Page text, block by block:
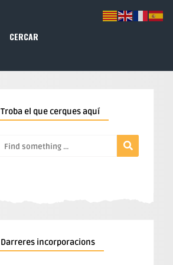
CERCAR
Troba el que cerques aquí
Darreres incorporacions